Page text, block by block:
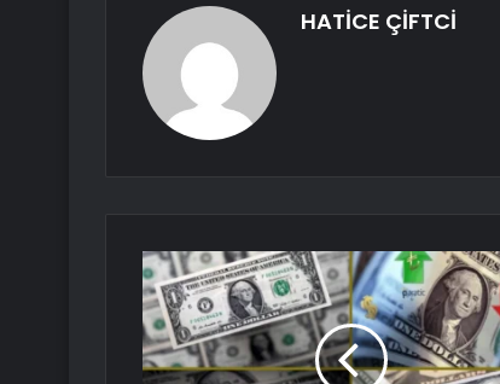
HATİCE ÇİFTCİ